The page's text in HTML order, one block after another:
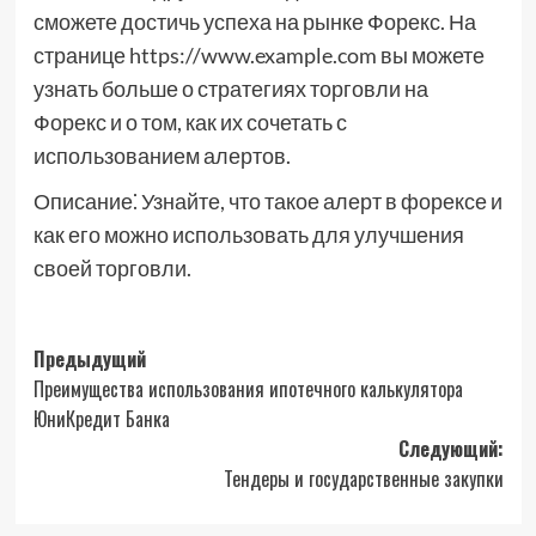
сможете достичь успеха на рынке Форекс. На
странице https://www.example.com вы можете
узнать больше о стратегиях торговли на
Форекс и о том, как их сочетать с
использованием алертов.
Описание⁚ Узнайте, что такое алерт в форексе и
как его можно использовать для улучшения
своей торговли.
Навигация
записи
Предыдущий
Преимущества использования ипотечного калькулятора
ЮниКредит Банка
Следующий:
Тендеры и государственные закупки